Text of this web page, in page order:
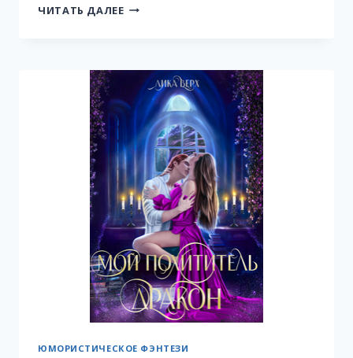
ЧИТАТЬ ДАЛЕЕ ЛУЧШАЯ
ИСПОРТИТ
ЮМОРИСТИЧЕСКОЕ ФЭНТЕЗИ